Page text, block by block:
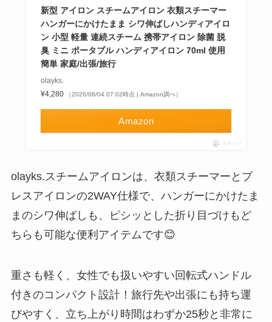
新型 アイロン スチームアイロン 衣類スチーマー
ハンガーにかけたまま シワ伸ばしハンディアイロ
ン 小型 軽量 連続スチーム 携帯アイロン 除菌 脱
臭 ミニ ポータブル ハンディアイロン 70ml 使用
簡単 家庭/出張/旅行
olayks.
¥4,280
（2026/08/04 07:02時点 | Amazon調べ）
Amazon
ポチップ
olayks.スチームアイロンは、衣類スチーマーとプ
レスアイロンの2WAY仕様で、ハンガーにかけたま
まのシワ伸ばしも、ピシッとした折り目づけもど
ちらも可能な便利アイテムです😊
重さも軽く、女性でも扱いやすい回転式ハンドル
付きのコンパクト設計！旅行先や出張にも持ち運
びやすく、立ち上がり時間はわずか25秒と非常に